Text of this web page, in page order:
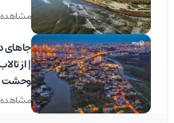
مشاهده
جاهای
| از
وحشت
مشاهده